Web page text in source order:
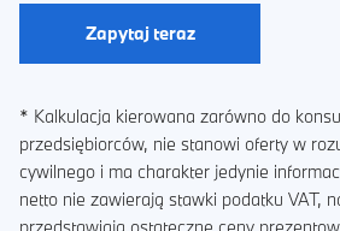
Zapytaj teraz
* Kalkulacja kierowana zarówno do
przedsiębiorców, nie stanowi oferty w
cywilnego i ma charakter jedynie
netto nie zawierają stawki podatku VAT,